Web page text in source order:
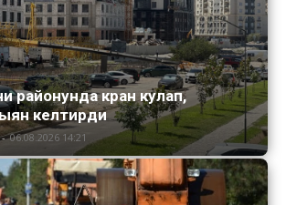
районунда кран кулап,
келтирди
- 06.08.2026 14:21